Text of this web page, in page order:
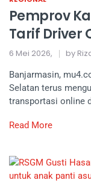
Pemprov
Tarif Driver
6 Mei 2026, by
Banjarmasin,
Selatan terus
transportasi online
Read More